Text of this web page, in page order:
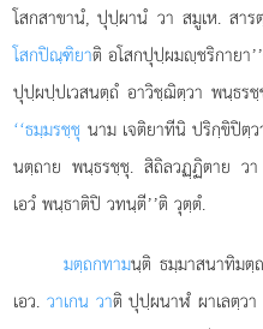
โสกสาขานํ, ปุปฺผานํ วา สมูเห. ส
โสกปิณฺฑิยาติ อโสกปุปฺผมฺชริกายา
ปุปฺผปฺปเวสนตฺถํ อาวิชฺฌิตฺวา พนฺธ
‘‘ธมฺมรชฺชุ นาม เจติยาทีนิปริกฺขิปิตฺ
นตฺถาย พนฺธรชฺชุ. สิถิลวฏฺฏิตาย ว
เอวํ พนฺธาติปิ วทนฺตี’’ติ วุตฺตํ.
มตฺถกทามนฺติ ธมฺมาสนาทิมตฺ
เอว. วาเกน วาติ ปุปฺผนาฬํ ผาเลตฺว